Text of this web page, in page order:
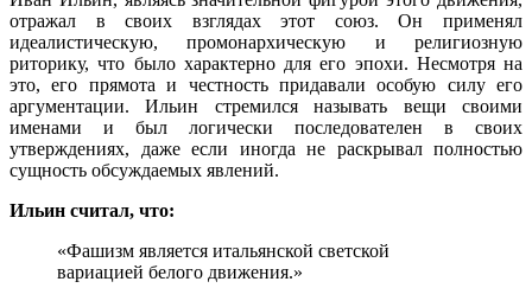
отражал в своих взглядах этот союз. Он применял
идеалистическую, промонархическую и религиозную
риторику, что было характерно для его эпохи. Несмотря на
это, его прямота и честность придавали особую силу его
аргументации. Ильин стремился называть вещи своими
именами и был логически последователен в своих
утверждениях, даже если иногда не раскрывал полностью
сущность обсуждаемых явлений.
Ильин считал, что:
«Фашизм является итальянской светской
вариацией белого движения.»